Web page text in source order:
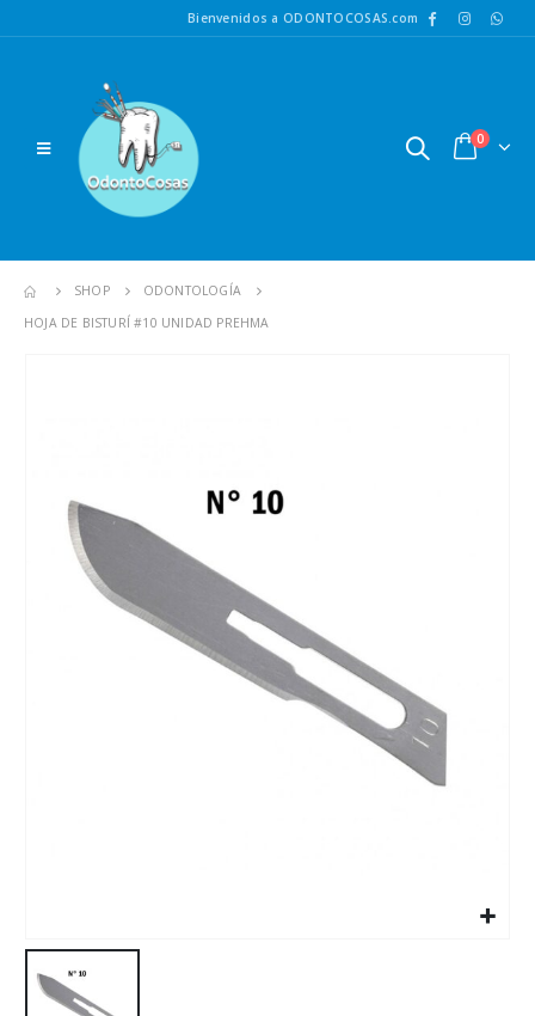
Bienvenidos a ODONTOCOSAS.com
0
SHOP
ODONTOLOGÍA
HOJA DE BISTURÍ #10 UNIDAD PREHMA